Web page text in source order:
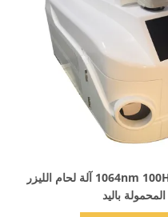
سطح المكتب 1064nm 100Hz آلة لحام الليزر
المحمولة باليد